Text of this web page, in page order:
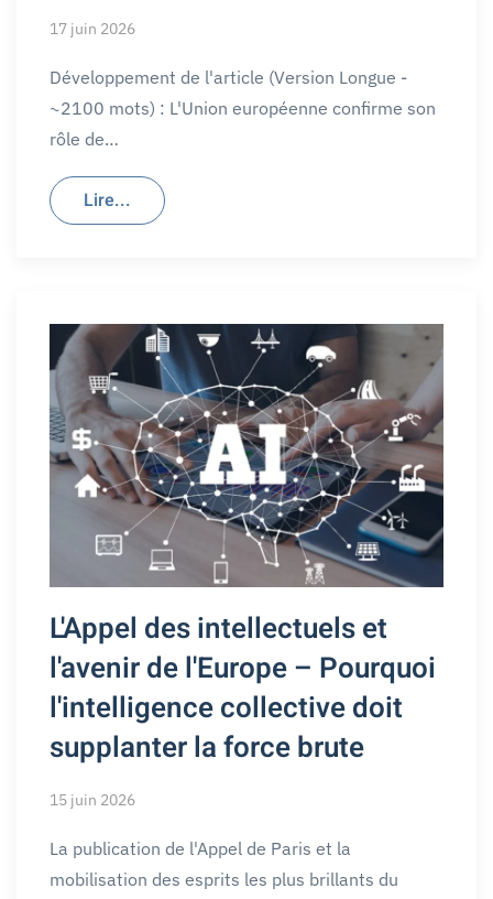
17 juin 2026
Développement de l'article (Version Longue -
~2100 mots) : L'Union européenne confirme son
rôle de…
Lire...
L'Appel des intellectuels et
l'avenir de l'Europe – Pourquoi
l'intelligence collective doit
supplanter la force brute
15 juin 2026
La publication de l'Appel de Paris et la
mobilisation des esprits les plus brillants du